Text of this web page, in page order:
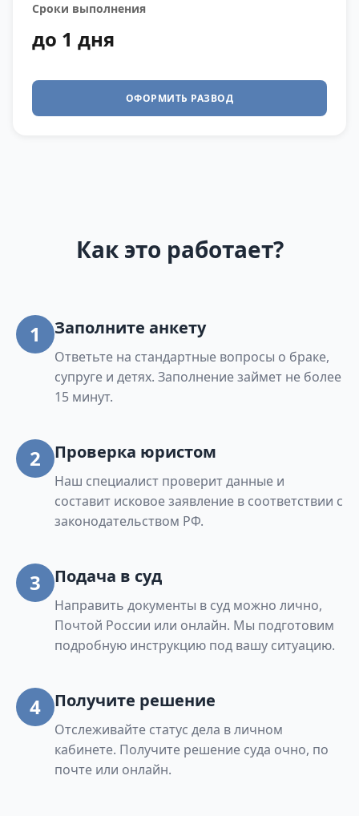
Сроки выполнения
до 1 дня
ОФОРМИТЬ РАЗВОД
Как это работает?
1 Заполните анкету
Ответьте на стандартные вопросы о браке,
супруге и детях. Заполнение займет не более
15 минут.
2 Проверка юристом
Наш специалист проверит данные и
составит исковое заявление в соответствии с
законодательством РФ.
3 Подача в суд
Направить документы в суд можно лично,
Почтой России или онлайн. Мы подготовим
подробную инструкцию под вашу ситуацию.
4 Получите решение
Отслеживайте статус дела в личном
кабинете. Получите решение суда очно, по
почте или онлайн.